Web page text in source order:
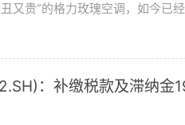
又贵”的格力玫瑰空调，如今已
：补缴税款及滞纳金